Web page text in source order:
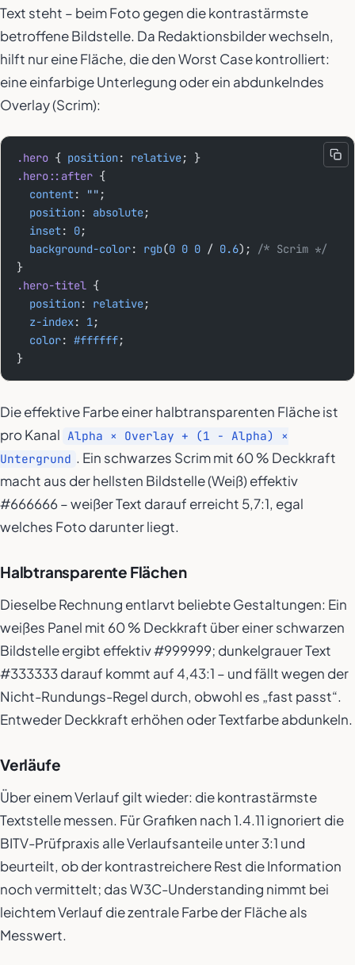
Text steht – beim Foto gegen die kontrastärmste
betroffene Bildstelle. Da Redaktionsbilder wechseln,
hilft nur eine Fläche, die den Worst Case kontrolliert:
eine einfarbige Unterlegung oder ein abdunkelndes
Overlay (Scrim):
.hero { position: relative; }
.hero::after {
  content
: "" ;
  position
: absolute;
  inset
: 0;
  background-color
: rgb(0 0 0 / 0.6); /* Scrim */
}
.hero-titel {
  position
: relative;
  z-index
: 1;
  color
: #ffffff;
}
Die effektive Farbe einer halbtransparenten Fläche ist
pro Kanal Alpha × Overlay + (1 − Alpha) ×
Untergrund . Ein schwarzes Scrim mit 60 % Deckkraft
macht aus der hellsten Bildstelle (Weiß) effektiv
#666666 – weißer Text darauf erreicht 5,7:1, egal
welches Foto darunter liegt.
Halbtransparente Flächen
Dieselbe Rechnung entlarvt beliebte Gestaltungen: Ein
weißes Panel mit 60 % Deckkraft über einer schwarzen
Bildstelle ergibt effektiv #999999; dunkelgrauer Text
#333333 darauf kommt auf 4,43:1 – und fällt wegen der
Nicht-Rundungs-Regel durch, obwohl es „fast passt“.
Entweder Deckkraft erhöhen oder Textfarbe abdunkeln.
Verläufe
Über einem Verlauf gilt wieder: die kontrastärmste
Textstelle messen. Für Grafiken nach 1.4.11 ignoriert die
BITV-Prüfpraxis alle Verlaufsanteile unter 3:1 und
beurteilt, ob der kontrastreichere Rest die Information
noch vermittelt; das W3C-Understanding nimmt bei
leichtem Verlauf die zentrale Farbe der Fläche als
Messwert.